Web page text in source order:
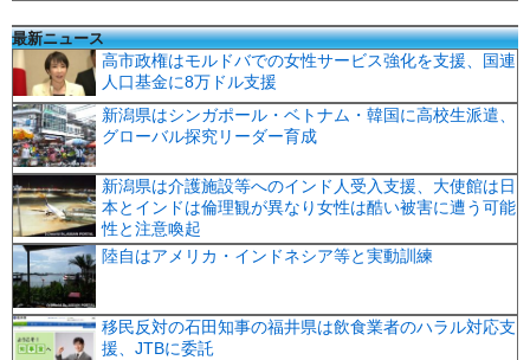
最新ニュース
高市政権はモルドバでの女性サービス強化を支援、国連
人口基金に8万ドル支援
新潟県はシンガポール・ベトナム・韓国に高校生派遣、
グローバル探究リーダー育成
新潟県は介護施設等へのインド人受入支援、大使館は日
本とインドは倫理観が異なり女性は酷い被害に遭う可能
性と注意喚起
陸自はアメリカ・インドネシア等と実動訓練
移民反対の石田知事の福井県は飲食業者のハラル対応支
援、JTBに委託